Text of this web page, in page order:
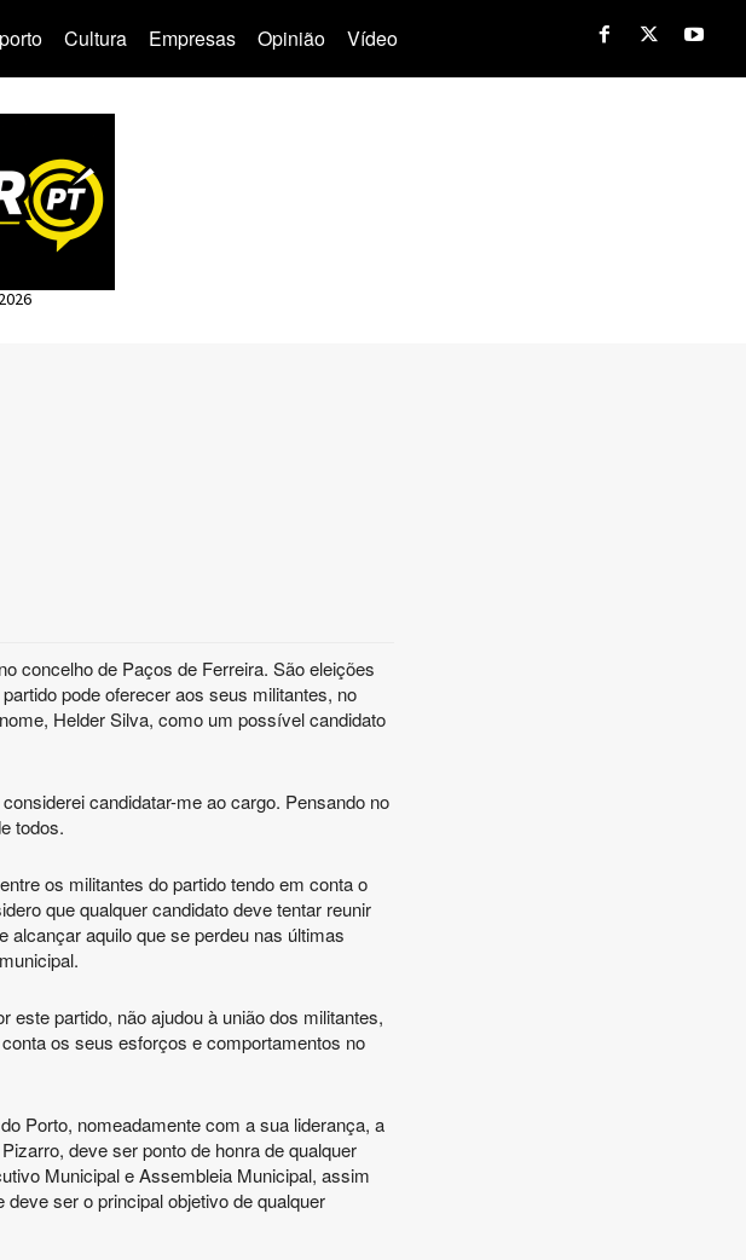
Cultura Empresas Opinião Vídeo
concelho de Paços de Ferreira. São eleições
pode oferecer aos seus militantes, no
Helder Silva, como um possível candidato
candidatar-me ao cargo. Pensando no
todos.
os militantes do partido tendo em conta o
que qualquer candidato deve tentar reunir
aquilo que se perdeu nas últimas
este partido, não ajudou à união dos militantes,
os seus esforços e comportamentos no
Porto, nomeadamente com a sua liderança, a
deve ser ponto de honra de qualquer
Municipal e Assembleia Municipal, assim
ser o principal objetivo de qualquer